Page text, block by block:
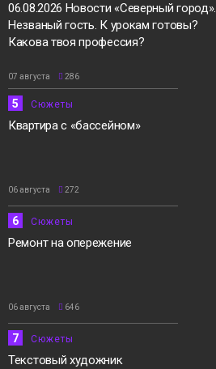
06.08.2026 Новости «Северный город».
Незваный гость. К урокам готовы?
Какова твоя профессия?
07 августа 286
5 Сюжеты
Квартира с «бассейном»
06 августа 272
6 Сюжеты
Ремонт на опережение
06 августа 646
7 Сюжеты
Текстовый художник